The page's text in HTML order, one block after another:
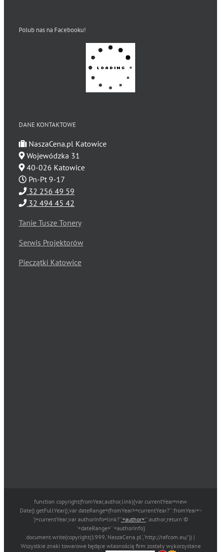
Polub nas na Facebooku!
DANE KONTAKTOWE
NaszaCena.pl Katowice
Wojewódzka 31
40-026 Katowice
Pn-Pt 9-17
32 256 49 59
32 494 45 42
Tanie Tusze Tonery
Serwis Projektorów
Pieczątki Katowice
function copyright(fromYear,author,link){var currentYear=new
Date().getFullYear();var dateRange=(fromYear>=currentYear?'':fromYear+'-
')+currentYear;var authorInfo=link?''+author+'':author;return'©
'+dateRange+' '+authorInfo}
document.write(copyright(1999,'NaszaCena.pl','http://rafcom.eu/')) |
Wszystkie znaki towarowe będące własnością firm zostały wykorzystane